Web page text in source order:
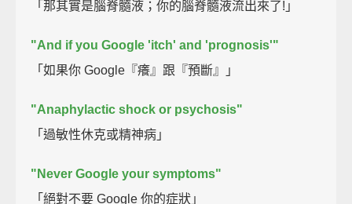
「那其實是腦脊髓液；你的腦脊髓液流出來了!」
"And if you Google 'itch' and 'prognosis'"
「如果你 Google『癢』跟『預斷』」
"Anaphylactic shock or psychosis"
「過敏性休克或精神病」
"Never Google your symptoms"
「絕對不要 Google 你的症狀」